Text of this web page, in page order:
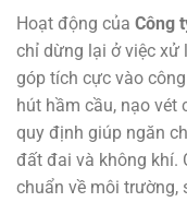
Hoạt động của Công
chỉ dừng lại ở việc xử
góp tích cực vào
hút hầm cầu, nạo vét
quy định giúp ngăn
đất đai và không khí.
chuẩn về môi trường,